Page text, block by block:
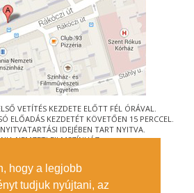
hogy a legjobb
tudjuk nyújtani, az
VETÍTÉS KEZDETE ELŐTT FÉL ÓRÁVAL.
ELŐADÁS KEZDETÉT KÖVETŐEN 15 PERCCEL.
IDEJÉBEN TART NYITVA.
NEMZETI FILMSZÍNHÁZ
RÁKÓCZI ÚT 21.